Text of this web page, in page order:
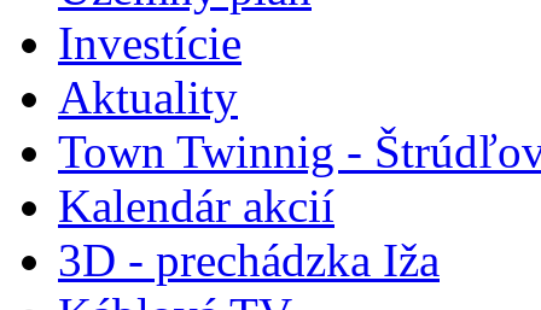
Investície
Aktuality
Town Twinnig -
Kalendár akcií
3D - prechádzka Iža